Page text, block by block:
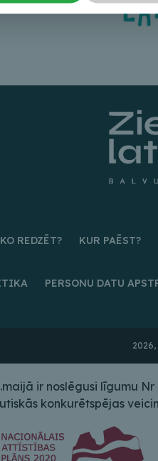
KO REDZĒT? KUR PAĒST?
PERSONU DATU
ir noslēgusi līgumu
konkurētspējas